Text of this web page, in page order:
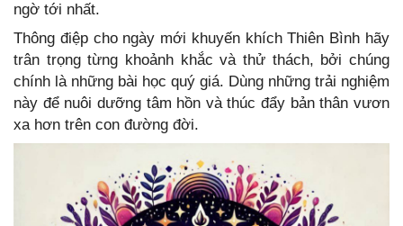
ngờ tới nhất.
Thông điệp cho ngày mới khuyến khích Thiên Bình hãy
trân trọng từng khoảnh khắc và thử thách, bởi chúng
chính là những bài học quý giá. Dùng những trải nghiệm
này để nuôi dưỡng tâm hồn và thúc đẩy bản thân vươn
xa hơn trên con đường đời.